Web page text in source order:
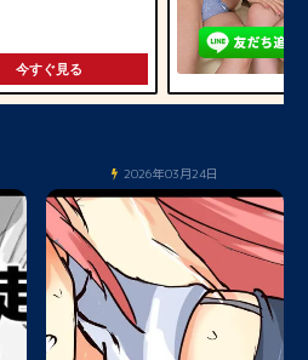
今すぐ見る
2026年03月24日